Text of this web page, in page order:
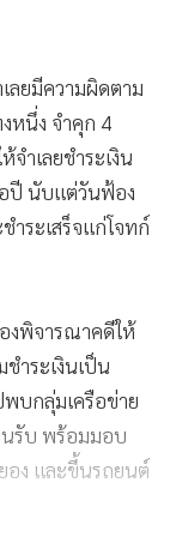
ลยมีความผิดตาม
หนึ่ง จำคุก 4
ำเลยชำระเงิน
ปี นับแต่วันฟ้อง
ำระเสร็จแก่โจทก์
งพิจารณาคดีให้
ำระเงินเป็น
บกลุ่มเครือข่าย
รับ พร้อมมอบ
อง และขึ้นรถยนต์